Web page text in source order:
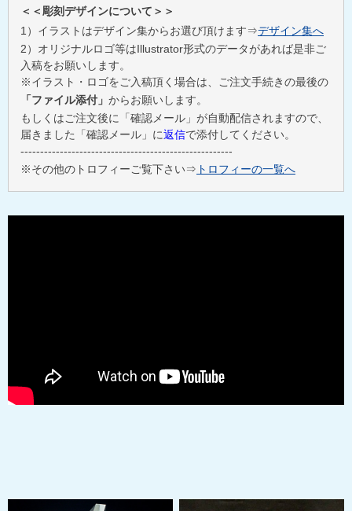
＜＜彫刻デザインについて＞＞
1）イラストはデザイン集からお選び頂けます⇒デザイン集へ
2）オリジナルロゴ等はIllustrator形式のデータがあれば是非ご
入稿をお願いします。
※イラスト・ロゴをご入稿頂く場合は、ご注文手続きの最後の
「ファイル添付」 からお願いします。
もしくはご注文後に「確認メール」が自動配信されますので、
届きました「確認メール」に返信で添付してください。
------------------------------------------------------
※その他のトロフィーご覧下さい⇒ トロフィーの一覧へ